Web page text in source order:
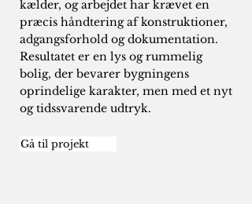
kælder, og arbejdet har krævet en
præcis håndtering af konstruktioner,
adgangsforhold og dokumentation.
Resultatet er en lys og rummelig
bolig, der bevarer bygningens
oprindelige karakter, men med et nyt
og tidssvarende udtryk.
Gå til projekt